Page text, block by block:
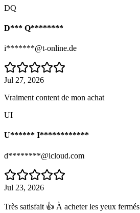
DQ
D*** Q********
i*******@t-online.de
Jul 27, 2026
Vraiment content de mon achat
UI
U****** I************
d********@icloud.com
Jul 23, 2026
Très satisfait 👍 À acheter les yeux fermés